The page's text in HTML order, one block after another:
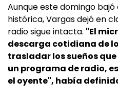
Aunque este domingo
histórica, Vargas dejó en
radio sigue intacta. "El
descarga cotidiana de
trasladar los sueños
un programa de radio,
el oyente", había